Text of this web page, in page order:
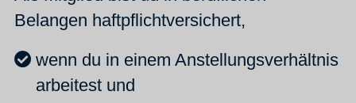
Belangen haftpflichtversichert,
wenn du in einem Anstellungsverhältnis
arbeitest und